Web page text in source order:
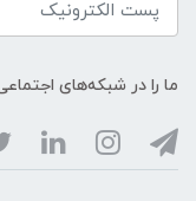
ما را در شبکه‌های